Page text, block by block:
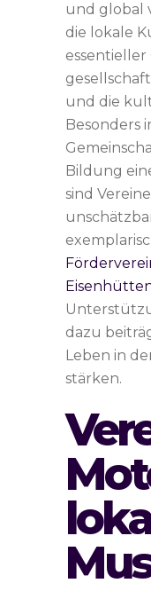
und global
die lokale
und die
Besonders
Bildung
sind
dazu
Leben in
stärken.